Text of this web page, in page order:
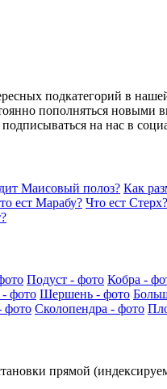
подкатегорий в
пополняться
на нас в
Маисовый полоз? Как
ест Марабу? Что ест Стерх?
Подуст - фото Кобра -
фото Шершень - фото
фото Сколопендра - фото
прямой